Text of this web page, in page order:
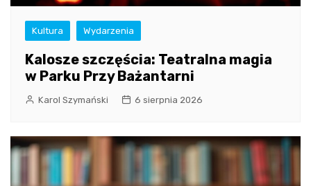
Kultura Wydarzenia
Kalosze szczęścia: Teatralna magia
w Parku Przy Bażantarni
Karol Szymański 6 sierpnia 2026